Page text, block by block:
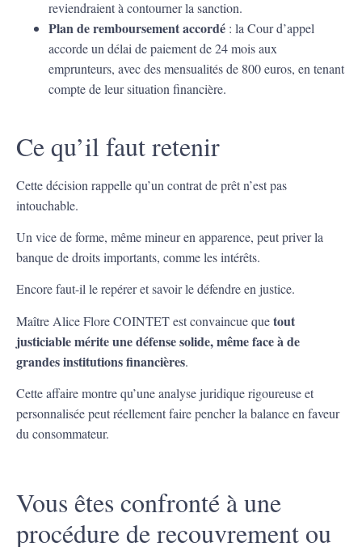
reviendraient à contourner la sanction.
Plan de remboursement accordé : la Cour d’appel
accorde un délai de paiement de 24 mois aux
emprunteurs, avec des mensualités de 800 euros, en tenant
compte de leur situation financière.
Ce qu’il faut retenir
Cette décision rappelle qu’un contrat de prêt n’est pas
intouchable.
Un vice de forme, même mineur en apparence, peut priver la
banque de droits importants, comme les intérêts.
Encore faut-il le repérer et savoir le défendre en justice.
Maître Alice Flore COINTET est convaincue quetout
justiciable mérite une défense solide, même face à de
grandes institutions financières.
Cette affaire montre qu’une analyse juridique rigoureuse et
personnalisée peut réellement faire pencher la balance en faveur
du consommateur.
Vous êtes confronté à une
procédure de recouvrement ou